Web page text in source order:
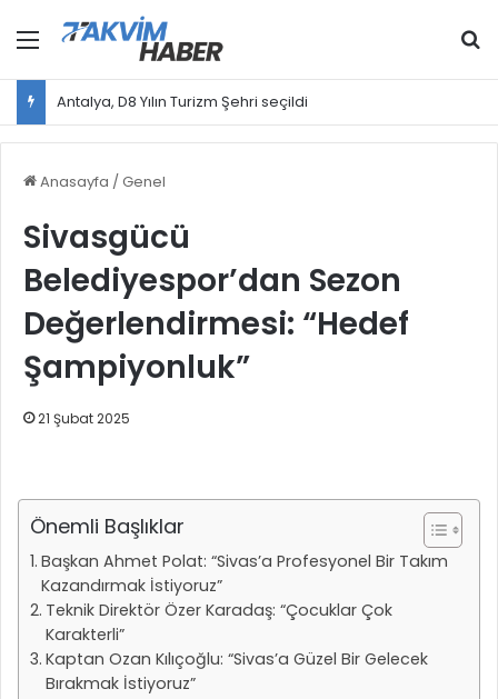
Menü
Antalya, D8 Yılın Turizm Şehri seçildi
Anasayfa / Genel
Sivasgücü
Belediyespor’dan Sezon
Değerlendirmesi: “Hedef
Şampiyonluk”
21 Şubat 2025
Önemli Başlıklar
Başkan Ahmet Polat: “Sivas’a Profesyonel Bir Takım
Kazandırmak İstiyoruz”
Teknik Direktör Özer Karadaş: “Çocuklar Çok
Karakterli”
Kaptan Ozan Kılıçoğlu: “Sivas’a Güzel Bir Gelecek
Bırakmak İstiyoruz”